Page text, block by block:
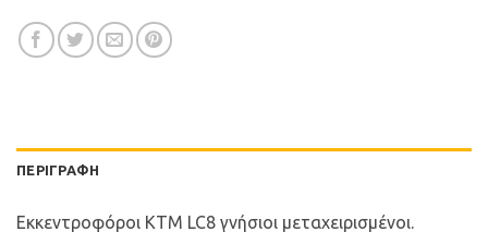
ΠΕΡΙΓΡΑΦΉ
Εκκεντροφόροι KTM LC8 γνήσιοι μεταχειρισμένοι.